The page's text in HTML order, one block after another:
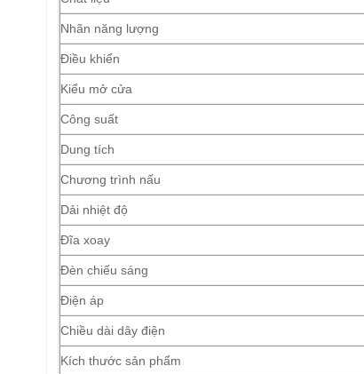
Nhãn năng lượng
Điều khiển
Kiểu mở cửa
Công suất
Dung tích
Chương trình nấu
Dải nhiệt độ
Đĩa xoay
Đèn chiếu sáng
Điện áp
Chiều dài dây điện
Kích thước sản phẩm